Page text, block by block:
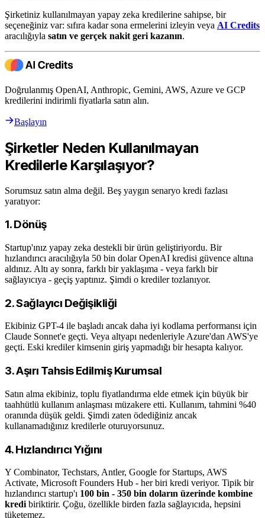
Şirketiniz kullanılmayan yapay zeka kredilerine sahipse, bir
seçeneğiniz var: sıfıra kadar sona ermelerini izleyin veya AI Credits
aracılığıyla satın ve gerçek nakit geri kazanın.
Doğrulanmış OpenAI, Anthropic, Gemini, AWS, Azure ve GCP
kredilerini indirimli fiyatlarla satın alın.
Başlayın
Şirketler Neden Kullanılmayan
Kredilerle Karşılaşıyor?
Sorumsuz satın alma değil. Beş yaygın senaryo kredi fazlası
yaratıyor:
1. Dönüş
Startup'ınız yapay zeka destekli bir ürün geliştiriyordu. Bir
hızlandırıcı aracılığıyla 50 bin dolar OpenAI kredisi güvence altına
aldınız. Altı ay sonra, farklı bir yaklaşıma - veya farklı bir
sağlayıcıya - geçiş yaptınız. Şimdi o krediler tozlanıyor.
2. Sağlayıcı Değişikliği
Ekibiniz GPT-4 ile başladı ancak daha iyi kodlama performansı için
Claude Sonnet'e geçti. Veya altyapı nedenleriyle Azure'dan AWS'ye
geçti. Eski krediler kimsenin giriş yapmadığı bir hesapta kalıyor.
3. Aşırı Tahsis Edilmiş Kurumsal
Satın alma ekibiniz, toplu fiyatlandırma elde etmek için büyük bir
taahhütlü kullanım anlaşması müzakere etti. Kullanım, tahmini %40
oranında düşük geldi. Şimdi zaten ödediğiniz ancak
kullanamadığınız kredilerle oturuyorsunuz.
4. Hızlandırıcı Yığını
Y Combinator, Techstars, Antler, Google for Startups, AWS
Activate, Microsoft Founders Hub - her biri kredi veriyor. Tipik bir
hızlandırıcı startup'ı 100 bin - 350 bin doların üzerinde kombine
kredi biriktirir. Çoğu, özellikle birden fazla sağlayıcıda, hepsini
tüketemez.